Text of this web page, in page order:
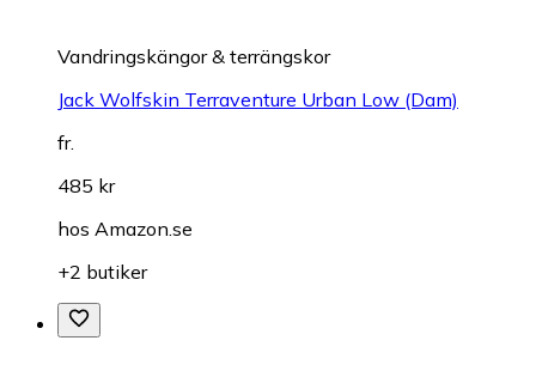
Vandringskängor & terrängskor
Jack Wolfskin Terraventure Urban Low (Dam)
fr.
485 kr
hos Amazon.se
+2 butiker